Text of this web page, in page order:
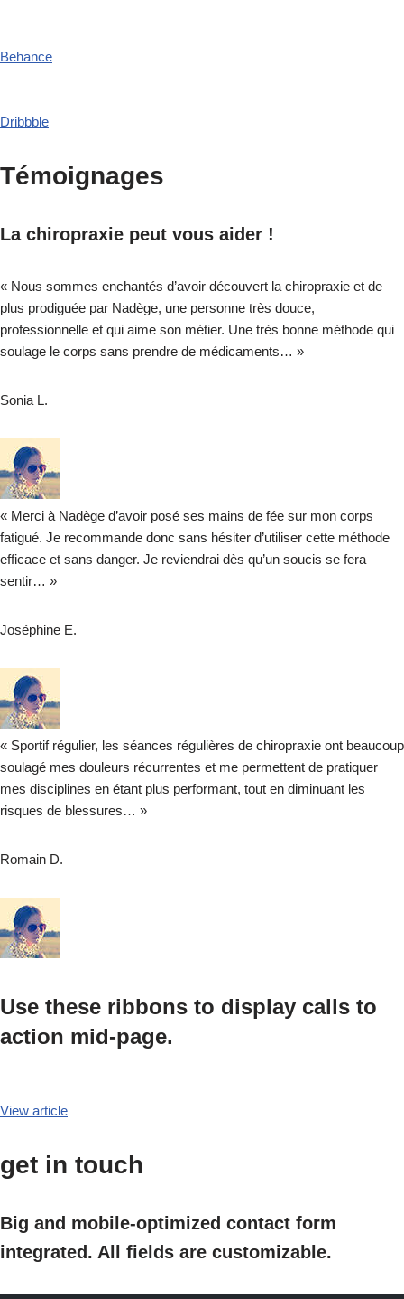
Behance
Dribbble
Témoignages
La chiropraxie peut vous aider !
« Nous sommes enchantés d’avoir découvert la chiropraxie et de
plus prodiguée par Nadège, une personne très douce,
professionnelle et qui aime son métier. Une très bonne méthode qui
soulage le corps sans prendre de médicaments… »
Sonia L.
« Merci à Nadège d’avoir posé ses mains de fée sur mon corps
fatigué. Je recommande donc sans hésiter d’utiliser cette méthode
efficace et sans danger. Je reviendrai dès qu’un soucis se fera
sentir… »
Joséphine E.
« Sportif régulier, les séances régulières de chiropraxie ont beaucoup
soulagé mes douleurs récurrentes et me permettent de pratiquer
mes disciplines en étant plus performant, tout en diminuant les
risques de blessures… »
Romain D.
Use these ribbons to display calls to
action mid-page.
View article
get in touch
Big and mobile-optimized contact form
integrated. All fields are customizable.